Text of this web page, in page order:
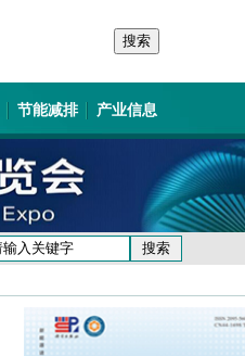
节能减排 产业信息